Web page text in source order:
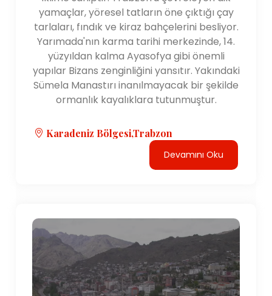
yamaçlar, yöresel tatların öne çıktığı çay
tarlaları, fındık ve kiraz bahçelerini besliyor.
Yarımada'nın karma tarihi merkezinde, 14.
yüzyıldan kalma Ayasofya gibi önemli
yapılar Bizans zenginliğini yansıtır. Yakındaki
Sümela Manastırı inanılmayacak bir şekilde
ormanlık kayalıklara tutunmuştur.
Karadeniz Bölgesi,Trabzon
Devamını Oku